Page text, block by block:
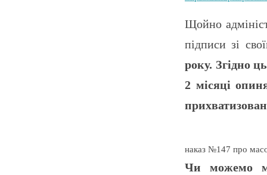
Щойно
підписи зі
року. Згідно
2 місяці
наказ №147 про
Чи можемо